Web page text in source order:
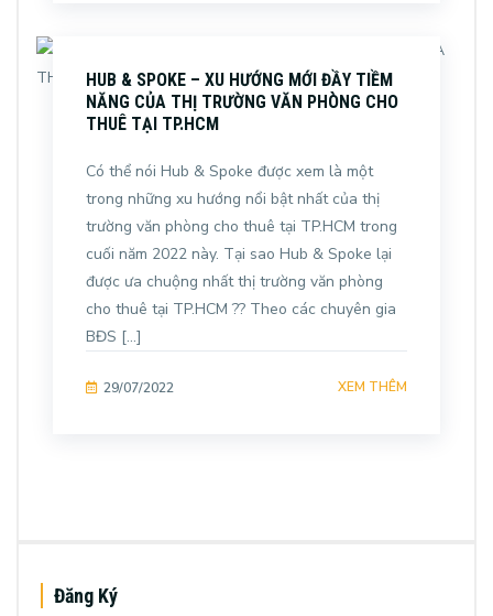
HUB & SPOKE – XU HƯỚNG MỚI ĐẦY TIỀM
NĂNG CỦA THỊ TRƯỜNG VĂN PHÒNG CHO
THUÊ TẠI TP.HCM
Có thể nói Hub & Spoke được xem là một
trong những xu hướng nổi bật nhất của thị
trường văn phòng cho thuê tại TP.HCM trong
cuối năm 2022 này. Tại sao Hub & Spoke lại
được ưa chuộng nhất thị trường văn phòng
cho thuê tại TP.HCM ?? Theo các chuyên gia
BĐS […]
29/07/2022 XEM THÊM
Đăng Ký